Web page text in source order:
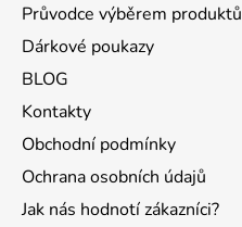
Průvodce výběrem produktů
Dárkové poukazy
BLOG
Kontakty
Obchodní podmínky
Ochrana osobních údajů
Jak nás hodnotí zákazníci?